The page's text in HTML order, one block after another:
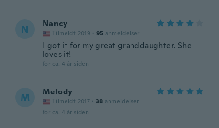
N Nancy
Tilmeldt 2019 · 95 anmeldelser
I got it for my great granddaughter. She
loves it!
for ca. 4 år siden
M Melody
Tilmeldt 2017 · 38 anmeldelser
for ca. 4 år siden